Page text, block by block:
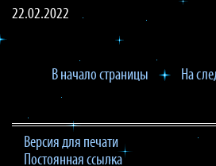
22.02.2022
В начало страницы На
Версия для печати
Постоянная ссылка